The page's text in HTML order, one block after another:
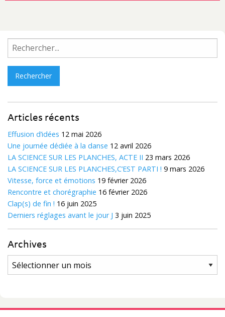
Rechercher :
Articles récents
Effusion d’idées 12 mai 2026
Une journée dédiée à la danse 12 avril 2026
LA SCIENCE SUR LES PLANCHES, ACTE II 23 mars 2026
LA SCIENCE SUR LES PLANCHES,C’EST PARTI ! 9 mars 2026
Vitesse, force et émotions 19 février 2026
Rencontre et chorégraphie 16 février 2026
Clap(s) de fin ! 16 juin 2025
Derniers réglages avant le jour J 3 juin 2025
Archives
Archives